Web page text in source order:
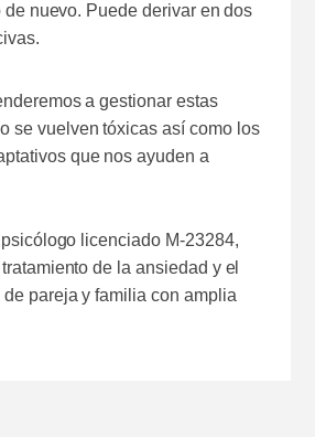
nuevo. Puede derivar en dos
a gestionar estas
se vuelven tóxicas así como los
que nos ayuden a
licenciado M-23284,
de la ansiedad y el
pareja y familia con amplia